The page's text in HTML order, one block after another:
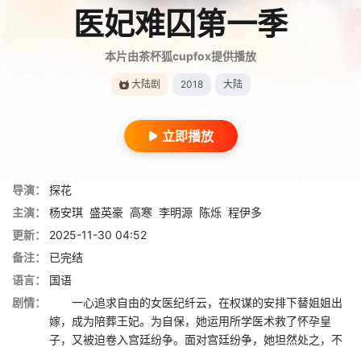
医妃难囚第一季
本片由茶杯狐cupfox提供播放
大陆剧 2018 大陆
立即播放
导演：
探花
主演：
杨安琪 盛英豪 高寒 李明源 陈烁 程伊多
更新：
2025-11-30 04:52
备注：
已完结
语言：
国语
剧情：
一心追求自由的女医纪纤云，在权谋的安排下替姐姐出
嫁，成为陪葬王妃。为自保，她运用所学医术救了怀孕皇
子，又被迫卷入宫廷纷争。面对宫廷纷争，她坦然处之，不